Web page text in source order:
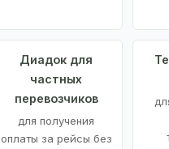
Диадок для
частных
перевозчиков
для получения
оплаты за рейсы без